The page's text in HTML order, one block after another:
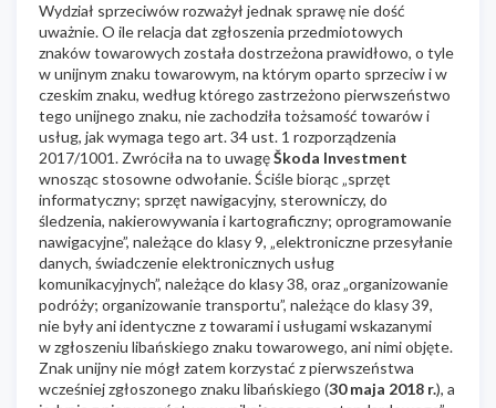
Wydział sprzeciwów rozważył jednak sprawę nie dość
uważnie. O ile relacja dat zgłoszenia przedmiotowych
znaków towarowych została dostrzeżona prawidłowo, o tyle
w unijnym znaku towarowym, na którym oparto sprzeciw i w
czeskim znaku, według którego zastrzeżono pierwszeństwo
tego unijnego znaku, nie zachodziła tożsamość towarów i
usług, jak wymaga tego art. 34 ust. 1 rozporządzenia
2017/1001. Zwróciła na to uwagęŠkoda Investment
wnosząc stosowne odwołanie. Ściśle biorąc „sprzęt
informatyczny; sprzęt nawigacyjny, sterowniczy, do
śledzenia, nakierowywania i kartograficzny; oprogramowanie
nawigacyjne”, należące do klasy 9, „elektroniczne przesyłanie
danych, świadczenie elektronicznych usług
komunikacyjnych”, należące do klasy 38, oraz „organizowanie
podróży; organizowanie transportu”, należące do klasy 39,
nie były ani identyczne z towarami i usługami wskazanymi
w zgłoszeniu libańskiego znaku towarowego, ani nimi objęte.
Znak unijny nie mógł zatem korzystać z pierwszeństwa
wcześniej zgłoszonego znaku libańskiego (30 maja 2018 r.), a